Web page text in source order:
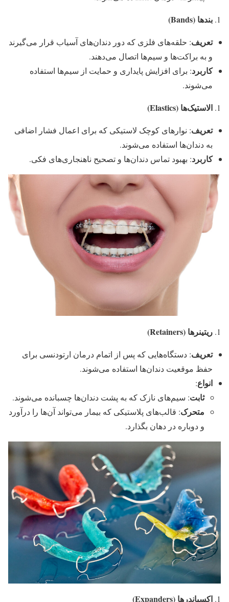
بندها (Bands)
تعریف: حلقه‌های فلزی که دور دندان‌های آسیاب قرار می‌گیرند
و به براکت‌ها و سیم‌ها اتصال می‌دهند.
کاربرد: برای افزایش پایداری و حمایت از سیم‌ها استفاده
می‌شوند.
الاستیک‌ها (Elastics)
تعریف: نوارهای کوچک لاستیکی که برای اعمال فشار اضافی
به دندان‌ها استفاده می‌شوند.
کاربرد: بهبود تماس دندان‌ها و تصحیح ناهنجاری‌های فکی.
ریتینرها (Retainers)
تعریف: دستگاه‌هایی که پس از اتمام درمان ارتودنسی برای
حفظ موقعیت دندان‌ها استفاده می‌شوند.
انواع:
ثابت: سیم‌های نازک که به پشت دندان‌ها چسبانده می‌شوند.
متحرک: قالب‌های پلاستیکی که بیمار می‌تواند آن‌ها را درآورد
و دوباره در دهان بگذارد.
اکسپاندرها (Expanders)